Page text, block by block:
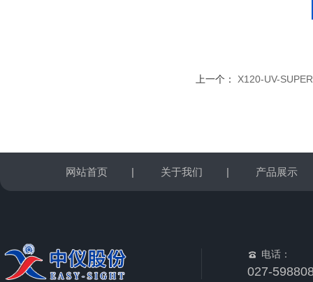
上一个： X120-UV-
网站首页 | 关于我们 | 产品展示
电话：
027-